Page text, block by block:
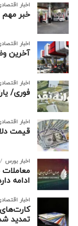
اخبار
خبر مهم
اخبار
آخرین
اخبار
فوری/ یارانه
اخبار
قیمت دلار و
اخبار بورس
معاملات
ادامه
اخبار
تمدید